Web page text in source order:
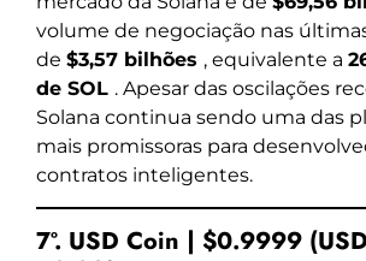
volume de negociação nas
de $3,57 bilhões , equivalente a
de SOL . Apesar das oscilações
Solana continua sendo uma das
mais promissoras para
contratos inteligentes.
7º. USD Coin | $0.9999